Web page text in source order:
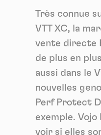
Très connue
VTT XC, la
vente directe
de plus en
aussi dans le
nouvelles
Perf Protect
exemple.
voir si elles